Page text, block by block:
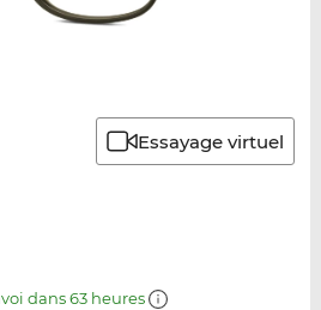
Essayage virtuel
dans 63 heures